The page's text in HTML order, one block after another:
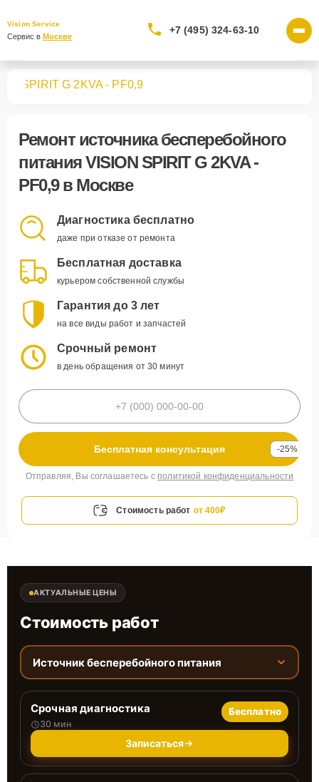
Vision Service
Сервис в Москве
+7 (495) 324-63-10
SPIRIT G 2KVA - PF0,9
Ремонт источника бесперебойного
питания VISION SPIRIT G 2KVA -
PF0,9в Москве
Диагностика бесплатно
даже при отказе от ремонта
Бесплатная доставка
курьером собственной службы
Гарантия до 3 лет
на все виды работ и запчастей
Срочный ремонт
в день обращения от 30 минут
Бесплатная консультация -25%
Отправляя, Вы соглашаетесь с политикой конфиденциальности
Стоимость работ от 400₽
АКТУАЛЬНЫЕ ЦЕНЫ
Стоимость работ
Источник бесперебойного питания
Срочная диагностика
30 мин
Бесплатно
Записаться